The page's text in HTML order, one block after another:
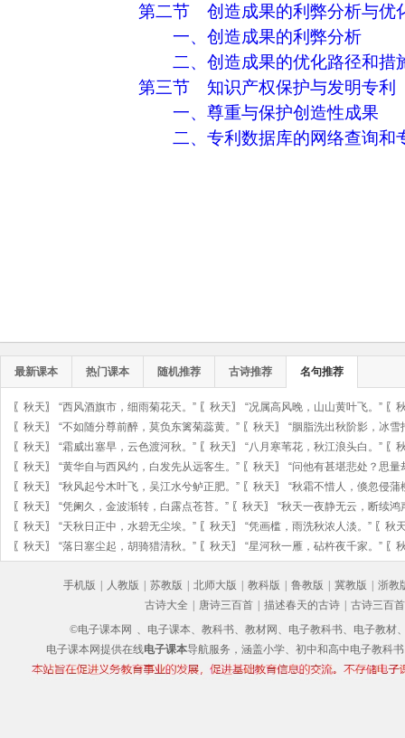
第二节 创造成果的利弊分析与优
一、创造成果的利弊分析
二、创造成果的优化路径和措
第三节 知识产权保护与发明专利
一、尊重与保护创造性成果
二、专利数据库的网络查询和
最新课本 热门课本 随机推荐 古诗推荐 名句推荐
〖 秋天〗 “西风酒旗市，细雨菊花天。” 〖 秋天〗 “况属高风晚，山山黄叶飞。” 〖
〖 秋天〗 “不如随分尊前醉，莫负东篱菊蕊黄。” 〖 秋天〗 “胭脂洗出秋阶影，冰雪
〖 秋天〗 “霜威出塞早，云色渡河秋。” 〖 秋天〗 “八月寒苇花，秋江浪头白。” 〖
〖 秋天〗 “黄华自与西风约，白发先从远客生。” 〖 秋天〗 “问他有甚堪悲处？思
〖 秋天〗 “秋风起兮木叶飞，吴江水兮鲈正肥。” 〖 秋天〗 “秋霜不惜人，倏忽侵蒲
〖 秋天〗 “凭阑久，金波渐转，白露点苍苔。” 〖 秋天〗 “秋天一夜静无云，断续鸿
〖 秋天〗 “天秋日正中，水碧无尘埃。” 〖 秋天〗 “凭画槛，雨洗秋浓人淡。” 〖 秋
〖 秋天〗 “落日塞尘起，胡骑猎清秋。” 〖 秋天〗 “星河秋一雁，砧杵夜千家。” 〖
手机版 人教版 苏教版 北师大版 教科版 鲁教版 冀教版
浙教
古诗大全
唐诗三百首 描述春天的古诗
古诗三百首
©电子课本网 、电子课本、教科书、教材网、电子教科书、电子教材
电子课本网提供在线电子课本导航服务，涵盖小学、初中和高中电子教科